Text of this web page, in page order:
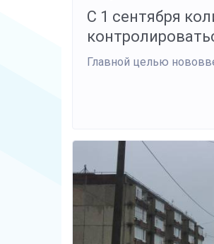
С 1 сентября
Главной целью